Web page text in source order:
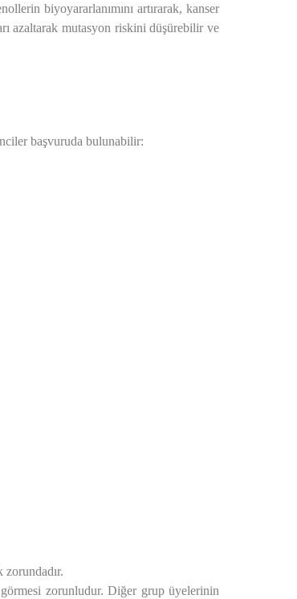
biyoyararlanımını artırarak, kanser
azaltarak mutasyon riskini düşürebilir ve
başvuruda bulunabilir:
zorunludur. Diğer grup üyelerinin